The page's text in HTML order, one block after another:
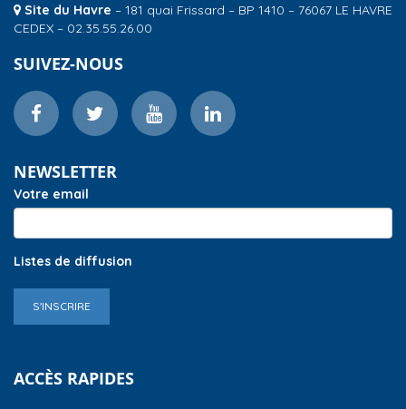
Site du Havre – 181 quai Frissard – BP 1410 – 76067 LE HAVRE
CEDEX – 02.35.55.26.00
SUIVEZ-NOUS
NEWSLETTER
Votre email
Listes de diffusion
S'INSCRIRE
ACCÈS RAPIDES